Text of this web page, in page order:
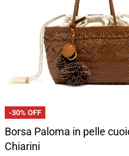
-30% OFF
Borsa Paloma in pelle
Chiarini